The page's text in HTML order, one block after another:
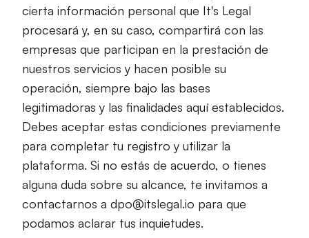
cierta información personal que It's Legal
procesará y, en su caso, compartirá con las
empresas que participan en la prestación de
nuestros servicios y hacen posible su
operación, siempre bajo las bases
legitimadoras y las finalidades aquí establecidos.
Debes aceptar estas condiciones previamente
para completar tu registro y utilizar la
plataforma. Si no estás de acuerdo, o tienes
alguna duda sobre su alcance, te invitamos a
contactarnos a dpo@itslegal.io para que
podamos aclarar tus inquietudes.